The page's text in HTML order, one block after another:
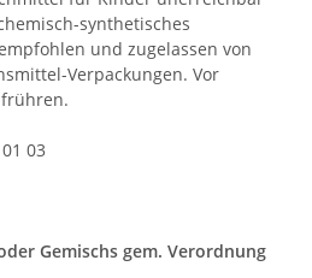
synthetisches
und zugelassen von
Verpackungen. Vor
03
Gemischs gem. Verordnung